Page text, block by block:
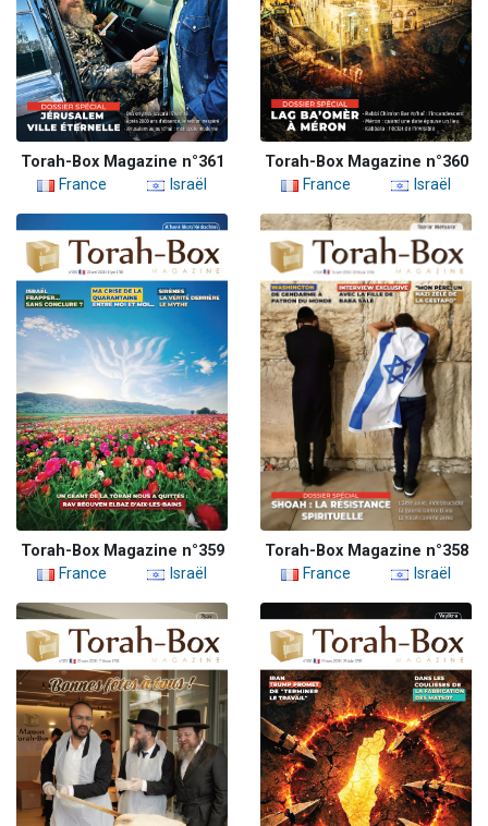
Torah-Box Magazine n°361
France
Israël
Torah-Box Magazine n°360
France
Israël
Torah-Box Magazine n°359
France
Israël
Torah-Box Magazine n°358
France
Israël